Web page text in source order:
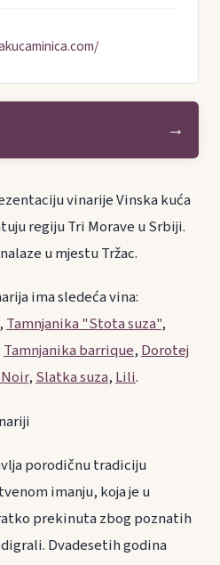
→
vinarije Vinska kuća
regiju Tri Morave u Srbiji.
u mjestu Tržac.
ima sledeća vina:
,Tamnjanika "Stota suza",
Tamnjanika barrique,Dorotej
,Slatka suza,Lili.
porodičnu tradiciju
imanju, koja je u
prekinuta zbog poznatih
Dvadesetih godina